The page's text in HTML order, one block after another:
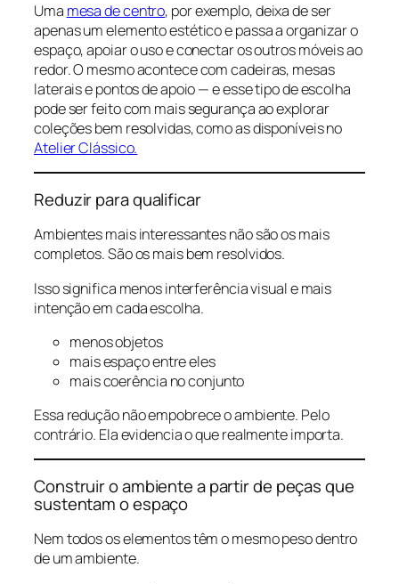
Uma mesa de centro, por exemplo, deixa de ser
apenas um elemento estético e passa a organizar o
espaço, apoiar o uso e conectar os outros móveis ao
redor. O mesmo acontece com cadeiras, mesas
laterais e pontos de apoio — e esse tipo de escolha
pode ser feito com mais segurança ao explorar
coleções bem resolvidas, como as disponíveis no
Atelier Clássico.
Reduzir para qualificar
Ambientes mais interessantes não são os mais
completos. São os mais bem resolvidos.
Isso significa menos interferência visual e mais
intenção em cada escolha.
menos objetos
mais espaço entre eles
mais coerência no conjunto
Essa redução não empobrece o ambiente. Pelo
contrário. Ela evidencia o que realmente importa.
Construir o ambiente a partir de peças que
sustentam o espaço
Nem todos os elementos têm o mesmo peso dentro
de um ambiente.